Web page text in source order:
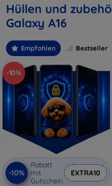
Hüllen und
Galaxy A16
Empfohlen Bestseller
-10%
-10%
Rabatt
mit
Gutschein
EXTRA10